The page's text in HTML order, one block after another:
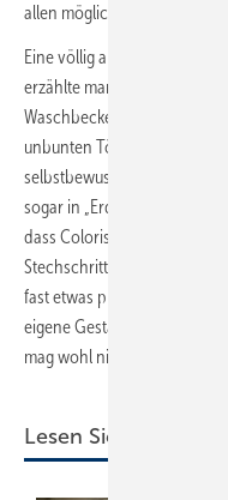
allen möglichen PVD-Farben
Eine völlig andere, aber
erzählte man auf dem Stand
Waschbecken in vier
unbunten Tönen Schwarz,
selbstbewusstem Terrakotta,
sogar in „Erdölgrün“ (!)
dass ­Colorisvea selbst bei
Stechschritt nicht zu
fast etwas provokantes
eigene Gestaltungsroutine
mag wohl nicht gern farbig
Lesen Sie auch: